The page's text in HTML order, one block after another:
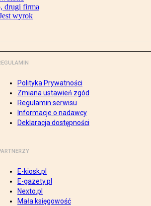
drugi firma
wyrok
Polityka Prywatności
Zmiana ustawień zgód
Regulamin serwisu
Informacje o nadawcy
Deklaracja dostępności
E-kiosk.pl
E-gazety.pl
Nexto.pl
Mała księgowość